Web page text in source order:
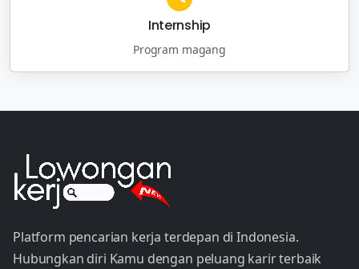
Internship
Program magang
Platform pencarian kerja terdepan di Indonesia.
Hubungkan diri Kamu dengan peluang karir terbaik